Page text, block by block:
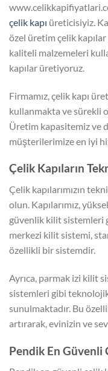
çelik kapı üreticisiyiz.
özel üretim çelik
kaliteli malzemeleri
kapılar üretiyoruz.
Firmamız, çelik kapı
kullanmakta ve sürekli
Üretim kapasitemiz ve
müşterilerimize en iyi
Çelik Kapıların
Çelik kapılarımızın
olun. Kapılarımız,
güvenlik kilit sistemleri
merkezi kilit sistemi,
özellikli bir sistemdir.
Ayrıca, parmak izi kilit
sistemleri gibi
sunulmaktadır. Bu
artırarak, evinizin ve
Pendik En Güvenli